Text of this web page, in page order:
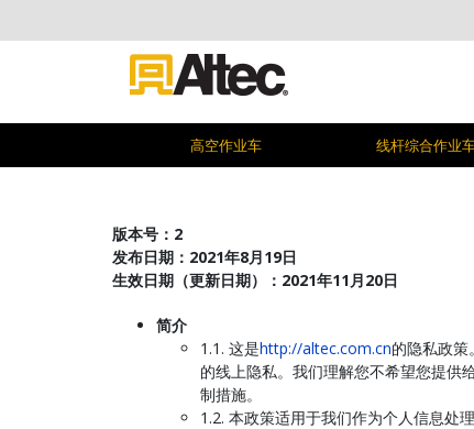
高空作业车 线杆综合作业
版本号：2
发布日期：2021年8月19日
生效日期（更新日期）：2021年11月20日
简介
1.1. 这是http://altec.com.cn的隐私政策
的线上隐私。我们理解您不希望您提供
制措施。
1.2. 本政策适用于我们作为个人信息处